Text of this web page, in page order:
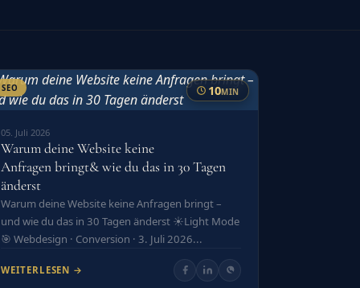
SEO 10MIN
05. Juli 2026
Warum deine Website keine
Anfragen bringt& wie du das in 30 Tagen
änderst
Warum deine Website keine Anfragen bringt –
und wie du das in 30 Tagen änderst ☀️Light Mode
🎯 Webdesign · Conversion · 3. Juli 2026...
WEITERLESEN →